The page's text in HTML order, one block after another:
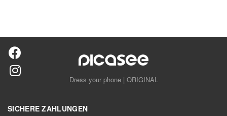
Dress your phone | ORIGINAL
SICHERE ZAHLUNGEN